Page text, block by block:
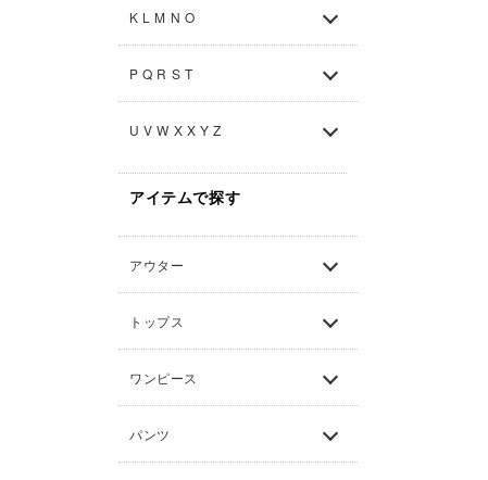
K L M N O
P Q R S T
U V W X X Y Z
アイテムで探す
アウター
トップス
ワンピース
パンツ